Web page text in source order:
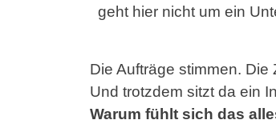
geht hier nicht um ein
Die Aufträge stimmen.
Und trotzdem sitzt da ein
Warum fühlt sich das